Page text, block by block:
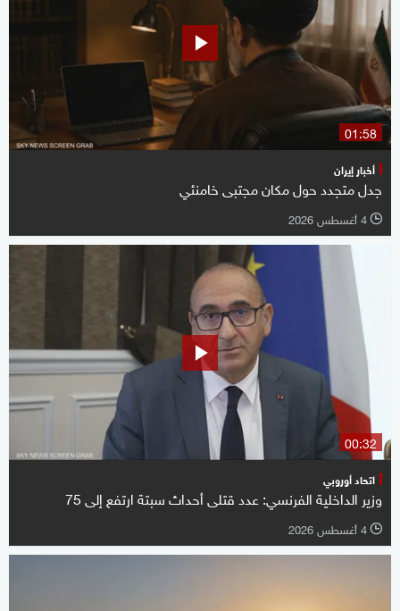
01:58
أخبار إيران
جدل متجدد حول مكان مجتبى خامنئي
l 4 أغسطس 2026
00:32
اتحاد أوروبي
وزير الداخلية الفرنسي: عدد قتلى أحداث سبتة ارتفع ‌إلى 75
l 4 أغسطس 2026